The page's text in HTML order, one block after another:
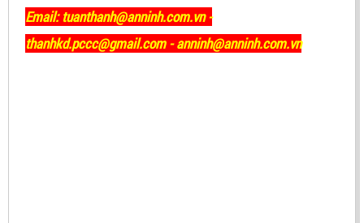
Email: tuanthanh@anninh.com.vn -
thanhkd.pccc@gmail.com - anninh@anninh.com.vn